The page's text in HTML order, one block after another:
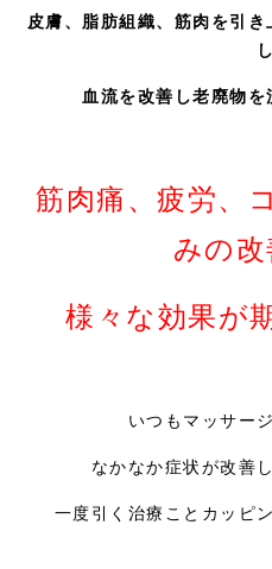
皮膚、脂肪組織、筋肉を引
し
血流を改善し老廃物を
筋肉痛、疲労、
みの
様々な効果が
いつもマッサー
なかなか症状が改善
一度引く治療ことカッピ